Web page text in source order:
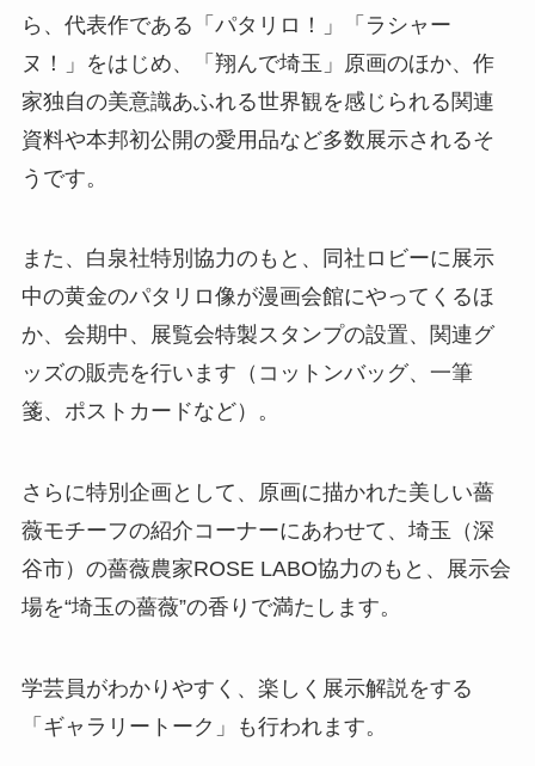
ら、代表作である「パタリロ！」「ラシャー
ヌ！」をはじめ、「翔んで埼玉」原画のほか、作
家独自の美意識あふれる世界観を感じられる関連
資料や本邦初公開の愛用品など多数展示されるそ
うです。
また、白泉社特別協力のもと、同社ロビーに展示
中の黄金のパタリロ像が漫画会館にやってくるほ
か、会期中、展覧会特製スタンプの設置、関連グ
ッズの販売を行います（コットンバッグ、一筆
箋、ポストカードなど）。
さらに特別企画として、原画に描かれた美しい薔
薇モチーフの紹介コーナーにあわせて、埼玉（深
谷市）の薔薇農家ROSE LABO協力のもと、展示会
場を“埼玉の薔薇”の香りで満たします。
学芸員がわかりやすく、楽しく展示解説をする
「ギャラリートーク」も行われます。